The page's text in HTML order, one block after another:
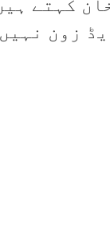
کہتے
زون